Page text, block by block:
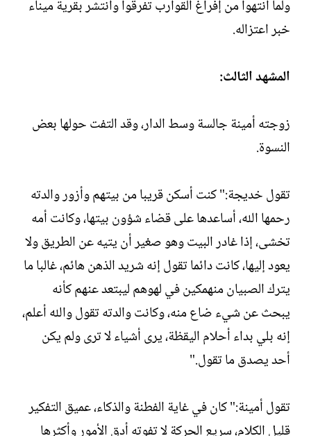
ولما انتهوا من إفراغ القوارب تفرقوا وانتشر بقرية ميناء
خبر اعتزاله.
المشهد الثالث:
زوجته أمينة جالسة وسط الدار، وقد التفت حولها بعض
النسوة.
تقول خديجة:" كنت أسكن قريبا من بيتهم وأزور والدته
رحمها الله، أساعدها على قضاء شؤون بيتها، وكانت أمه
تخشى، إذا غادر البيت وهو صغير أن يتيه عن الطريق ولا
يعود إليها، كانت دائما تقول إنه شريد الذهن هائم، غالبا ما
يترك الصبيان منهمكين في لهوهم ليبتعد عنهم كأنه
يبحث عن شيء ضاع منه، وكانت والدته تقول والله أعلم،
إنه بلي بداء أحلام اليقظة، يرى أشياء لا ترى ولم يكن
أحد يصدق ما تقول."
تقول أمينة:" كان في غاية الفطنة والذكاء، عميق التفكير